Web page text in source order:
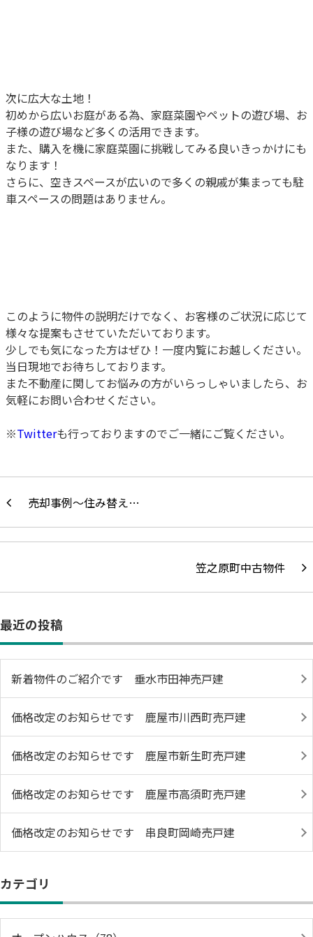
次に広大な土地！
初めから広いお庭がある為、家庭菜園やペットの遊び場、お
子様の遊び場など多くの活用できます。
また、購入を機に家庭菜園に挑戦してみる良いきっかけにも
なります！
さらに、空きスペースが広いので多くの親戚が集まっても駐
車スペースの問題はありません。
このように物件の説明だけでなく、お客様のご状況に応じて
様々な提案もさせていただいております。
少しでも気になった方はぜひ！一度内覧にお越しください。
当日現地でお待ちしております。
また不動産に関してお悩みの方がいらっしゃいましたら、お
気軽にお問い合わせください。
※Twitterも行っておりますのでご一緒にご覧ください。
売却事例～住み替え…
笠之原町中古物件
最近の投稿
新着物件のご紹介です 垂水市田神売戸建
価格改定のお知らせです 鹿屋市川西町売戸建
価格改定のお知らせです 鹿屋市新生町売戸建
価格改定のお知らせです 鹿屋市高須町売戸建
価格改定のお知らせです 串良町岡崎売戸建
カテゴリ